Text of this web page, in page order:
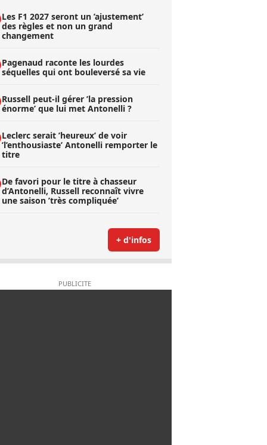
Les F1 2027 seront un ’ajustement’
des règles et non un grand
changement
Pagenaud raconte les lourdes
séquelles qui ont bouleversé sa vie
Russell peut-il gérer ’la pression
énorme’ que lui met Antonelli ?
Leclerc serait ’heureux’ de voir
’l’enthousiaste’ Antonelli remporter le
titre
De favori pour le titre à chasseur
d’Antonelli, Russell reconnaît vivre
une saison ’très compliquée’
+ d'infos